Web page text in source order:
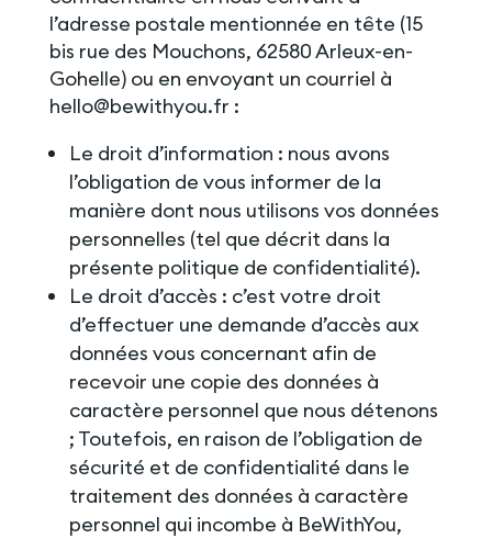
l’adresse postale mentionnée en tête (15
bis rue des Mouchons, 62580 Arleux-en-
Gohelle) ou en envoyant un courriel à
hello@bewithyou.fr :
Le droit d’information : nous avons
l’obligation de vous informer de la
manière dont nous utilisons vos données
personnelles (tel que décrit dans la
présente politique de confidentialité).
Le droit d’accès : c’est votre droit
d’effectuer une demande d’accès aux
données vous concernant afin de
recevoir une copie des données à
caractère personnel que nous détenons
; Toutefois, en raison de l’obligation de
sécurité et de confidentialité dans le
traitement des données à caractère
personnel qui incombe à BeWithYou,